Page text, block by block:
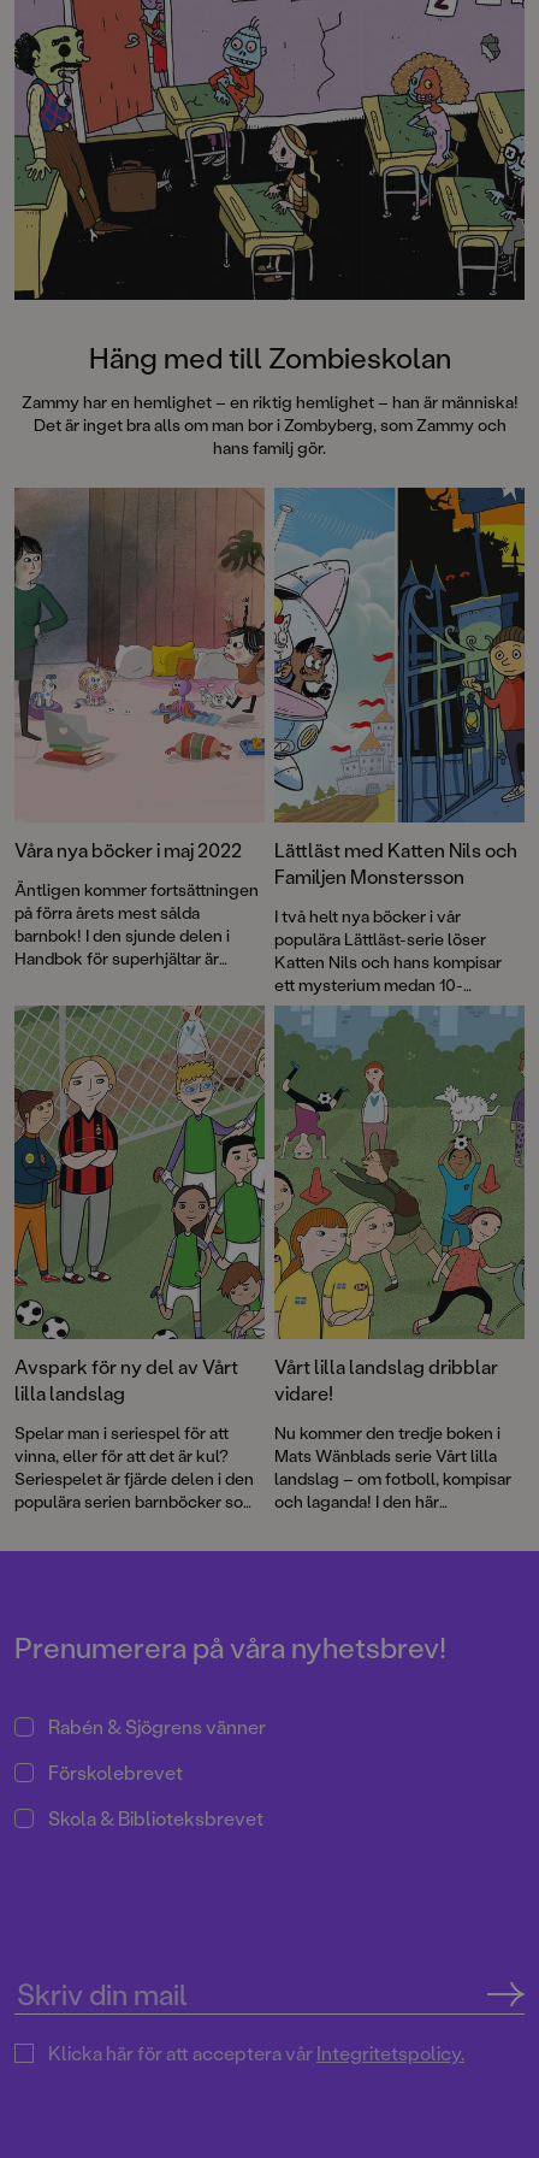
Häng med till Zombieskolan
Zammy har en hemlighet – en riktig hemlighet – han är människa!
Det är inget bra alls om man bor i Zombyberg, som Zammy och
hans familj gör.
Våra nya böcker i maj 2022
Äntligen kommer fortsättningen
på förra årets mest sålda
barnbok! I den sjunde delen i
Handbok för superhjältar är
Rosenhill. Häng med Pappa
Kapsyl, känd från YouTube, när
han försöker springa ifrån en
hungrig T-rex och fira
fredagsmys i Emma Bouvins
barnboksdebut. Dessutom får vi
möta ett nutida magiskt
Stockholm där nordiska väsen
lever dolda bland människorna i
första delen i Gustav Tegbys
trilogi Bortbytingar. Och mycket,
mycket mer! Välkommen till en
fullmatad bokmånad!
Lättläst med Katten Nils och
Familjen Monstersson
I två helt nya böcker i vår
populära Lättläst-serie löser
Katten Nils och hans kompisar
ett mysterium medan 10-
årsjubilerande Familjen
Monstersson skapar en
skrämmande bra djurpark!
Avspark för ny del av Vårt
lilla landslag
Spelar man i seriespel för att
vinna, eller för att det är kul?
Seriespelet är fjärde delen i den
populära serien barnböcker som
Svenska Fotbollförbundet.
Vårt lilla landslag dribblar
vidare!
Nu kommer den tredje boken i
Mats Wänblads serie Vårt lilla
landslag – om fotboll, kompisar
och laganda! I den här
det är så kul att storsatsa –
Prenumerera på våra nyhetsbrev!
Rabén & Sjögrens vänner
Förskolebrevet
Skola & Biblioteksbrevet
Klicka här för att acceptera vårIntegritetspolicy.